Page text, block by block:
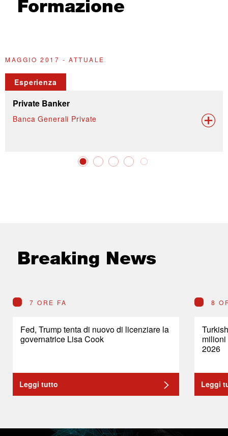
Formazione
MAGGIO 2017 - ATTUALE
Esperienza
Private Banker
Banca Generali Private
Breaking News
7 ORE FA
Fed, Trump tenta di nuovo di licenziare la
governatrice Lisa Cook
Leggi tutto
8
2026
Leggi